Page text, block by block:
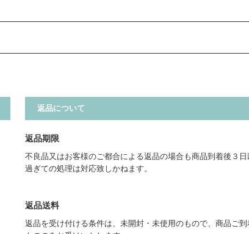
返品について
返品期限
不良品又はお客様のご都合による返品の場合も商品到着後３
過ぎての処理は対応致しかねます。
返品送料
返品を受け付ける条件は、未開封・未使用のもので、商品ご